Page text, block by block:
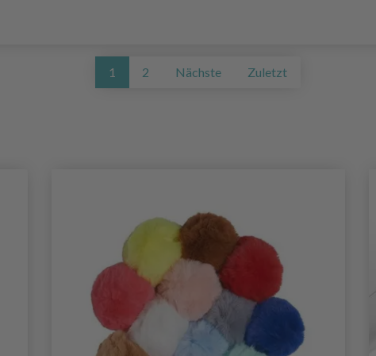
1 2 Nächste Zuletzt